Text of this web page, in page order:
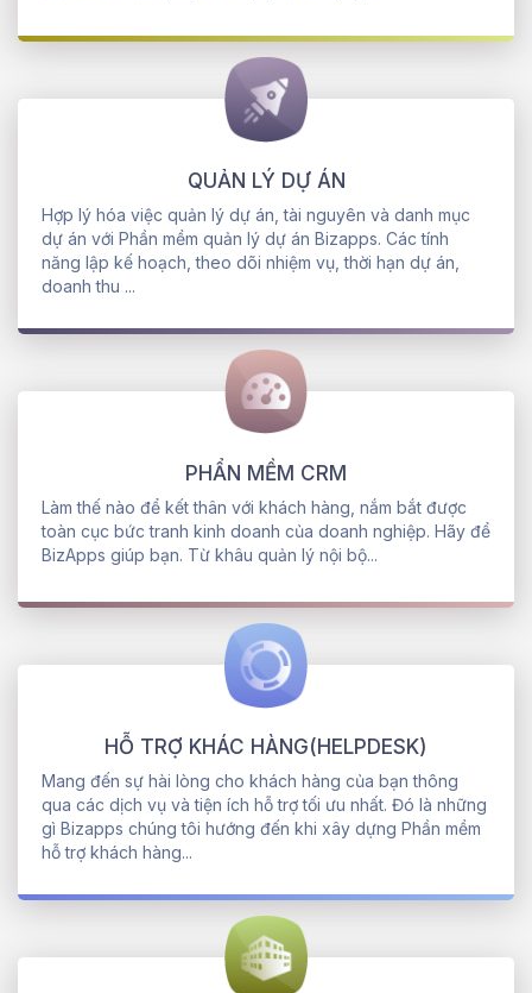
QUẢN LÝ DỰ ÁN
Hợp lý hóa việc quản lý dự án, tài nguyên và danh mục
dự án với Phần mềm quản lý dự án Bizapps. Các tính
năng lập kế hoạch, theo dõi nhiệm vụ, thời hạn dự án,
doanh thu ...
PHẨN MỀM CRM
Làm thế nào để kết thân với khách hàng, nắm bắt được
toàn cục bức tranh kinh doanh của doanh nghiệp. Hãy để
BizApps giúp bạn. Từ khâu quản lý nội bộ...
HỖ TRỢ KHÁC HÀNG(HELPDESK)
Mang đến sự hài lòng cho khách hàng của bạn thông
qua các dịch vụ và tiện ích hỗ trợ tối ưu nhất. Đó là những
gì Bizapps chúng tôi hướng đến khi xây dựng Phần mềm
hỗ trợ khách hàng...